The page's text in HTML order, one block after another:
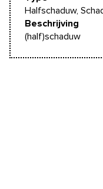
Halfschaduw,
Beschrijving
(half)schaduw